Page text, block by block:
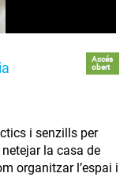
Accés
obert
i senzills per
la casa de
organitzar l’espai i